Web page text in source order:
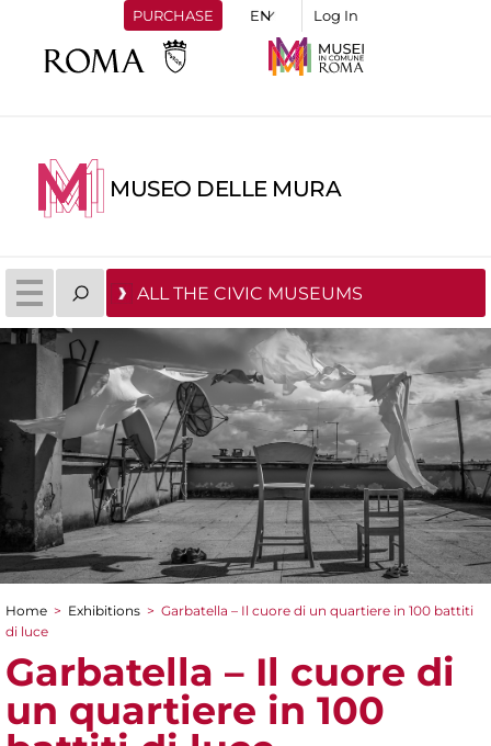
PURCHASE Log In
MUSEO DELLE MURA
ALL THE CIVIC MUSEUMS
You are here
Home > Exhibitions > Garbatella – Il cuore di un quartiere in 100 battiti
di luce
Garbatella – Il cuore di
un quartiere in 100